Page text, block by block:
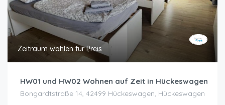
Zeitraum wählen für Preis
HW01 und HW02 Wohnen auf Zeit in Hückeswagen
Bongardtstraße 14, 42499 Hückeswagen, Hückeswagen